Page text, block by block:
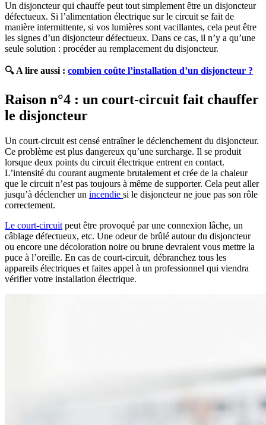
Un disjoncteur qui chauffe peut tout simplement être un disjoncteur
défectueux. Si l’alimentation électrique sur le circuit se fait de
manière intermittente, si vos lumières sont vacillantes, cela peut être
les signes d’un disjoncteur défectueux. Dans ce cas, il n’y a qu’une
seule solution : procéder au remplacement du disjoncteur.
🔍 A lire aussi : combien coûte l’installation d’un disjoncteur ?
Raison n°4 : un court-circuit fait chauffer
le disjoncteur
Un court-circuit est censé entraîner le déclenchement du disjoncteur.
Ce problème est plus dangereux qu’une surcharge. Il se produit
lorsque deux points du circuit électrique entrent en contact.
L’intensité du courant augmente brutalement et crée de la chaleur
que le circuit n’est pas toujours à même de supporter. Cela peut aller
jusqu’à déclencher un incendie si le disjoncteur ne joue pas son rôle
correctement.
Le court-circuit peut être provoqué par une connexion lâche, un
câblage défectueux, etc. Une odeur de brûlé autour du disjoncteur
ou encore une décoloration noire ou brune devraient vous mettre la
puce à l’oreille. En cas de court-circuit, débranchez tous les
appareils électriques et faites appel à un professionnel qui viendra
vérifier votre installation électrique.